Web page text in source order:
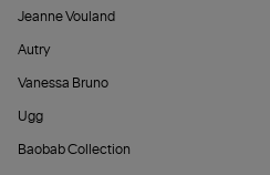
Jeanne Vouland
Autry
Vanessa Bruno
Ugg
Baobab Collection